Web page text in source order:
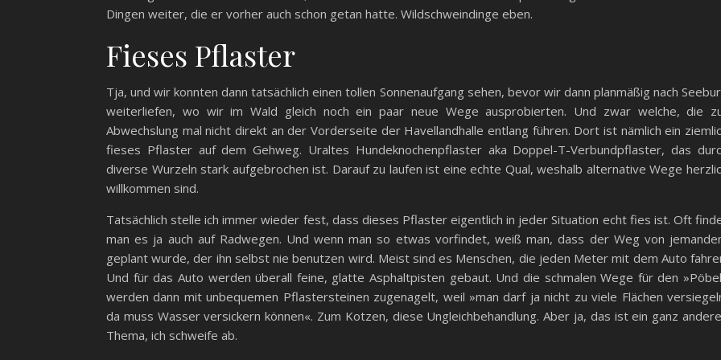
Dingen weiter, die er vorher auch schon getan hatte. Wildschweindinge eben.
Fieses Pflaster
Tja, und wir konnten dann tatsächlich einen tollen Sonnenaufgang sehen, bevor wir dann planmäßig nach
weiterliefen, wo wir im Wald gleich noch ein paar neue Wege ausprobierten. Und zwar welche, die
Abwechslung mal nicht direkt an der Vorderseite der Havellandhalle entlang führen. Dort ist nämlich ein
fieses Pflaster auf dem Gehweg. Uraltes Hundeknochenpflaster aka Doppel-T-Verbundpflaster, das
diverse Wurzeln stark aufgebrochen ist. Darauf zu laufen ist eine echte Qual, weshalb alternative Wege
willkommen sind.
Tatsächlich stelle ich immer wieder fest, dass dieses Pflaster eigentlich in jeder Situation echt fies ist. Oft
man es ja auch auf Radwegen. Und wenn man so etwas vorfindet, weiß man, dass der Weg von
geplant wurde, der ihn selbst nie benutzen wird. Meist sind es Menschen, die jeden Meter mit dem Auto
Und für das Auto werden überall feine, glatte Asphaltpisten gebaut. Und die schmalen Wege für den
werden dann mit unbequemen Pflastersteinen zugenagelt, weil »man darf ja nicht zu viele Flächen
da muss Wasser versickern können«. Zum Kotzen, diese Ungleichbehandlung. Aber ja, das ist ein ganz
Thema, ich schweife ab.